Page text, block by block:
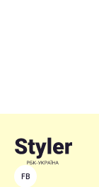
FB